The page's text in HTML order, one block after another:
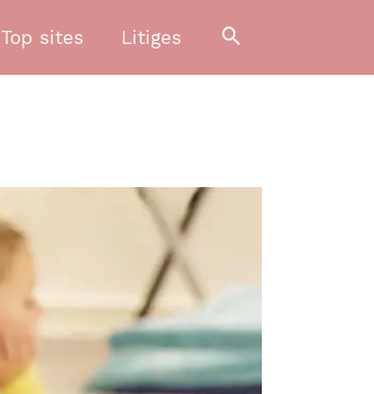
Top sites Litiges